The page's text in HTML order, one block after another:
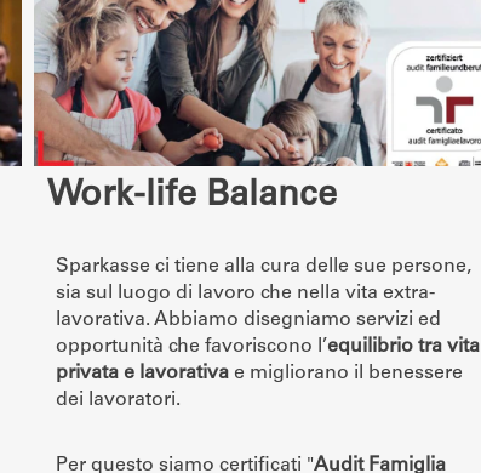
Work-life Balance
Sparkasse ci tiene alla cura delle sue persone,
sia sul luogo di lavoro che nella vita extra-
lavorativa. Abbiamo disegniamo servizi ed
opportunità che favoriscono l’equilibrio tra vita
privata e lavorativa e migliorano il benessere
dei lavoratori.
Per questo siamo certificati "Audit Famiglia